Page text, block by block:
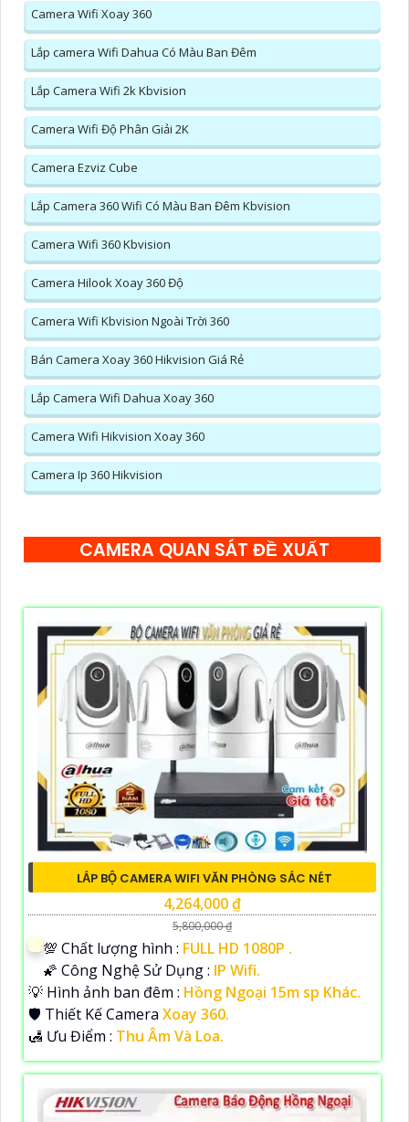
Camera Wifi Xoay 360
Lắp camera Wifi Dahua Có Màu Ban Đêm
Lắp Camera Wifi 2k Kbvision
Camera Wifi Độ Phân Giải 2K
Camera Ezviz Cube
Lắp Camera 360 Wifi Có Màu Ban Đêm Kbvision
Camera Wifi 360 Kbvision
Camera Hilook Xoay 360 Độ
Camera Wifi Kbvision Ngoài Trời 360
Bán Camera Xoay 360 Hikvision Giá Rẻ
Lắp Camera Wifi Dahua Xoay 360
Camera Wifi Hikvision Xoay 360
Camera Ip 360 Hikvision
CAMERA QUAN SÁT ĐỀ XUẤT
LẮP BỘ CAMERA WIFI VĂN PHÒNG SẮC NÉT
4,264,000 ₫
5,800,000 ₫
💯 Chất lượng hình : FULL HD 1080P .
🌠 Công Nghệ Sử Dụng : IP Wifi.
💡 Hình ảnh ban đêm : Hồng Ngoại 15m sp Khác.
🛡 Thiết Kế Camera Xoay 360.
️🛃 Ưu Điểm : Thu Âm Và Loa.